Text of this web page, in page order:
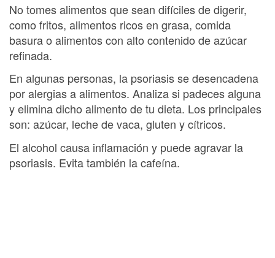
No tomes alimentos que sean difíciles de digerir,
como fritos, alimentos ricos en grasa, comida
basura o alimentos con alto contenido de azúcar
refinada.
En algunas personas, la psoriasis se desencadena
por alergias a alimentos. Analiza si padeces alguna
y elimina dicho alimento de tu dieta. Los principales
son: azúcar, leche de vaca, gluten y cítricos.
El alcohol causa inflamación y puede agravar la
psoriasis. Evita también la cafeína.